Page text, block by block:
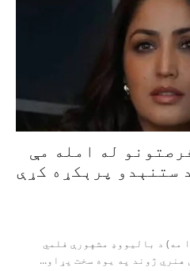
له امله مې
ستنېدو پرېکړه کړې
تاند (سې شنبه، د زمري/ اسد ۱۳ مه) د بالیووډ مشهورې فلمي
ژوند په یوه سخت پړاو...